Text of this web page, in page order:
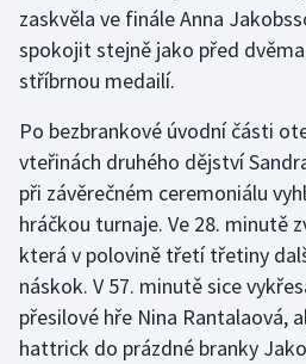
zaskvěla ve finále Anna
spokojit stejně jako před
stříbrnou medailí.
Po bezbrankové úvodní části
vteřinách druhého dějství
při závěrečném ceremoniálu
hráčkou turnaje. Ve 28. minutě
která v polovině třetí třetiny
náskok. V 57. minutě sice
přesilové hře Nina Rantalaová,
hattrick do prázdné branky